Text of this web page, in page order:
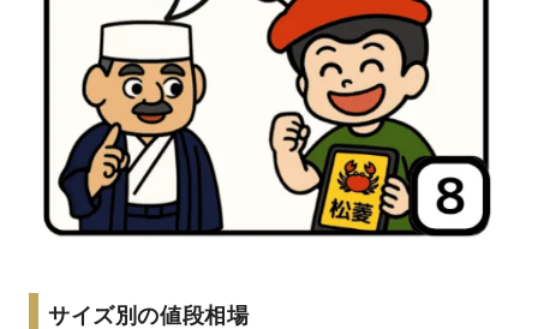
サイズ別の値段相場